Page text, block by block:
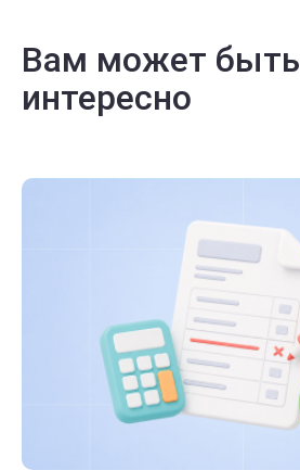
Вам может быть
интересно